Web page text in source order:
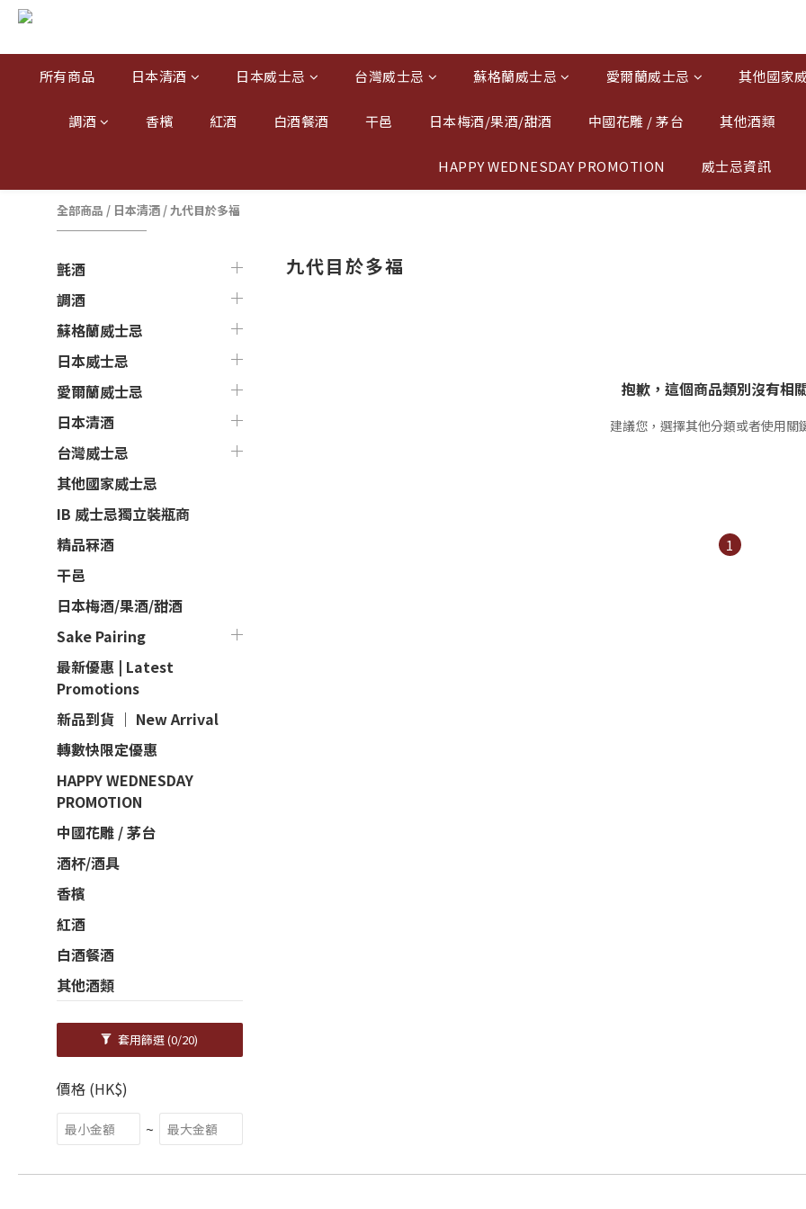
所有商品 日本清酒 日本威士忌 台灣威士忌 蘇格蘭威士忌 愛爾蘭威士忌 其他國家
調酒 香檳 紅酒 白酒餐酒 干邑 日本梅酒/果酒/甜酒 中國花雕 / 茅台 其他酒類
HAPPY WEDNESDAY PROMOTION 威士忌資訊
全部商品 / 日本清酒 /九代目於多福
氈酒
調酒
蘇格蘭威士忌
日本威士忌
愛爾蘭威士忌
日本清酒
台灣威士忌
其他國家威士忌
IB 威士忌獨立裝瓶商
精品冧酒
干邑
日本梅酒/果酒/甜酒
Sake Pairing
最新優惠 | Latest
Promotions
新品到貨 ｜ New Arrival
轉數快限定優惠
HAPPY WEDNESDAY
PROMOTION
中國花雕 / 茅台
酒杯/酒具
香檳
紅酒
白酒餐酒
其他酒類
套用篩選(0/20)
價格 (HK$)
~
九代目於多福
抱歉，這個商品類別沒有相
建議您，選擇其他分類或者使用關
1